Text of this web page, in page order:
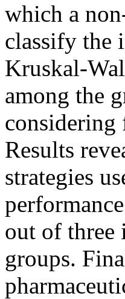
which a
classify the
Kruskal-
among the
considering
Results
strategies
out of three
groups.